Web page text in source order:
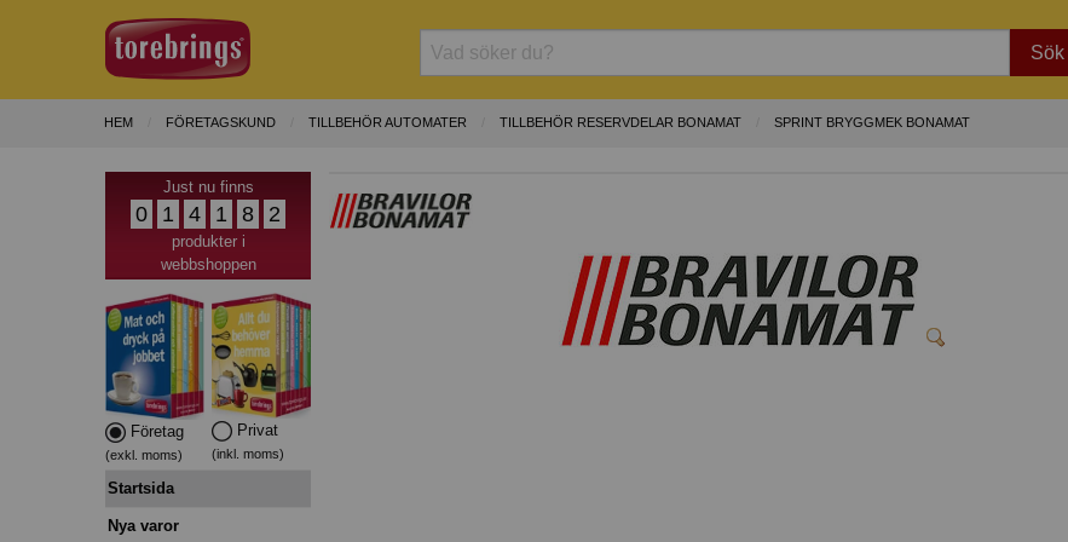
Sök
HEM FÖRETAGSKUND TILLBEHÖR AUTOMATER TILLBEHÖR RESERVDELAR BONAMAT SPRINT BRYGGMEK BONAMAT
Just nu finns
0 1 4 1 8 2
produkter i
webbshoppen
Företag
(exkl. moms)
Privat
(inkl. moms)
Startsida
Nya varor